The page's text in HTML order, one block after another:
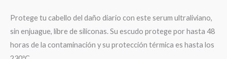
Protege tu cabello del daño diario con este serum ultraliviano,
sin enjuague, libre de siliconas. Su escudo protege por hasta 48
horas de la contaminación y su protección térmica es hasta los